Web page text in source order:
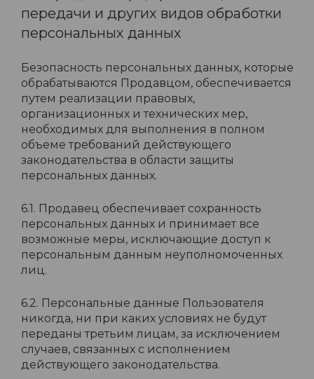
передачи и других видов обработки
персональных данных
Безопасность персональных данных, которые
обрабатываются Продавцом, обеспечивается
путем реализации правовых,
организационных и технических мер,
необходимых для выполнения в полном
объеме требований действующего
законодательства в области защиты
персональных данных.
6.1. Продавец обеспечивает сохранность
персональных данных и принимает все
возможные меры, исключающие доступ к
персональным данным неуполномоченных
лиц.
6.2. Персональные данные Пользователя
никогда, ни при каких условиях не будут
переданы третьим лицам, за исключением
случаев, связанных с исполнением
действующего законодательства.